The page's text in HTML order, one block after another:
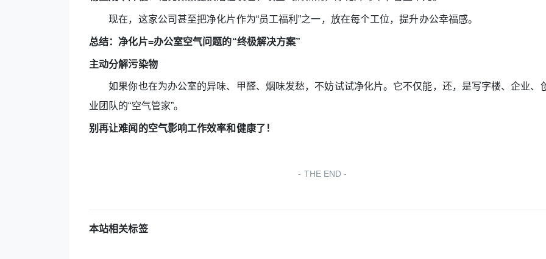
现在，这家公司甚至把净化片作为“员工福利”之一，放在每个工位，提升办公幸福感。
总结：净化片=办公室空气问题的“终极解决方案”
主动分解污染物
如果你也在为办公室的异味、甲醛、烟味发愁，不妨试试净化片。它不仅能，还，是写字楼、企业、
业团队的“空气管家”。
别再让难闻的空气影响工作效率和健康了！
THE END
本站相关标签